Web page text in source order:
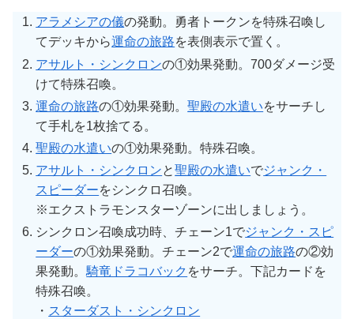
アラメシアの儀の発動。勇者トークンを特殊召喚し
てデッキから運命の旅路を表側表示で置く。
アサルト・シンクロンの①効果発動。700ダメージ受
けて特殊召喚。
運命の旅路の①効果発動。聖殿の水遣いをサーチし
て手札を1枚捨てる。
聖殿の水遣いの①効果発動。特殊召喚。
アサルト・シンクロンと聖殿の水遣いでジャンク・
スピーダーをシンクロ召喚。
※エクストラモンスターゾーンに出しましょう。
シンクロン召喚成功時、チェーン1でジャンク・スピ
ーダーの①効果発動。チェーン2で運命の旅路の②効
果発動。騎竜ドラコバック をサーチ。下記カードを
特殊召喚。
・ スターダスト・シンクロン